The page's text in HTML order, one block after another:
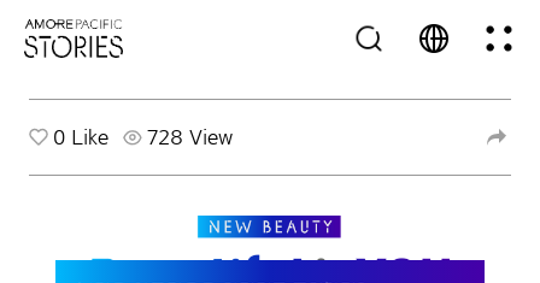
0 Like 728 View